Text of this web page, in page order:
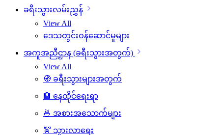
ခရီးသွားလမ်းညွှန်
View All
ဒေသတွင်းဝန်ဆောင်မှုများ
အကူအညီဌာန (ခရီးသွားအတွက်)
View All
🧭 ခရီးသွားများအတွက်
🏨 နေထိုင်ရေးရာ
🍜 အစားအသောက်များ
🚖 သွားလာရေး